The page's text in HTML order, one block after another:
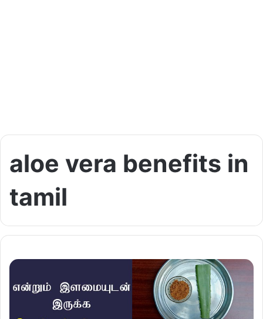
aloe vera benefits in
tamil